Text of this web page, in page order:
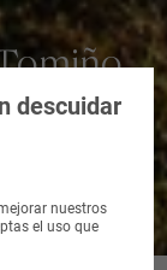
descuidar
nuestros
el uso que